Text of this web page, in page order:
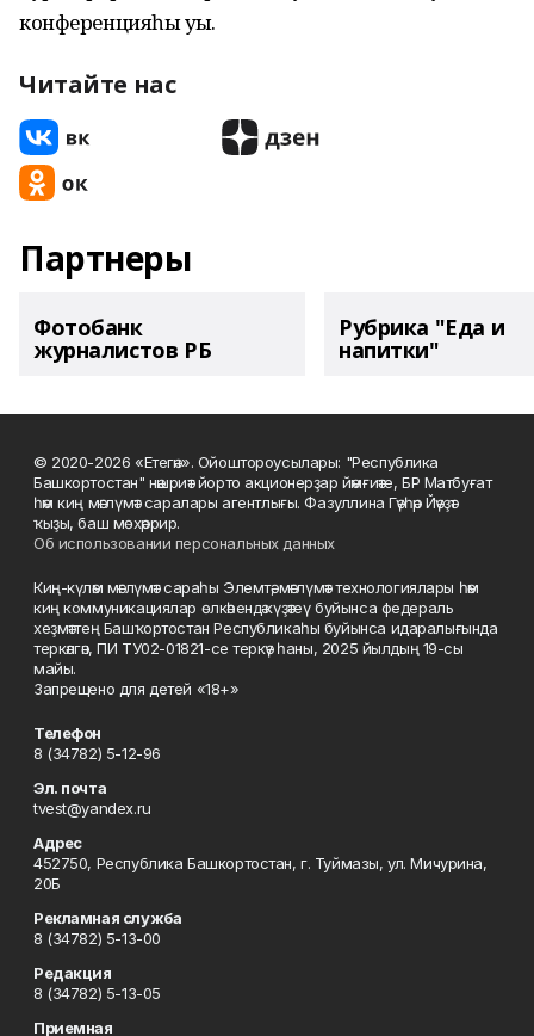
конференцияһы уҙҙы.
Читайте нас
Партнеры
Фотобанк
журналистов РБ
Рубрика "Еда и
напитки"
© 2020-2026 «Етегән». Ойоштороусылары: "Республика
Башкортостан" нәшриәт йорто акционерҙар йәмғиәте, БР Матбуғат
һәм киң мәғлүмәт саралары агентлығы. Фазуллина Гәүһәр Йәүҙәт
ҡыҙы, баш мөхәррир.
Об использовании персональных данных
Киң-күләм мәғлүмәт сараһы Элемтә, мәғлүмәт технологиялары һәм
киң коммуникациялар өлкәһендә күҙәтеү буйынса федераль
хеҙмәттең Башҡортостан Республикаһы буйынса идаралығында
теркәлгән, ПИ ТУ02-01821-се теркәү һаны, 2025 йылдың 19-сы
майы.
Запрещено для детей «18+»
Телефон
8 (34782) 5-12-96
Эл. почта
tvest@yandex.ru
Адрес
452750, Республика Башкортостан, г. Туймазы, ул. Мичурина,
20Б
Рекламная служба
8 (34782) 5-13-00
Редакция
8 (34782) 5-13-05
Приемная